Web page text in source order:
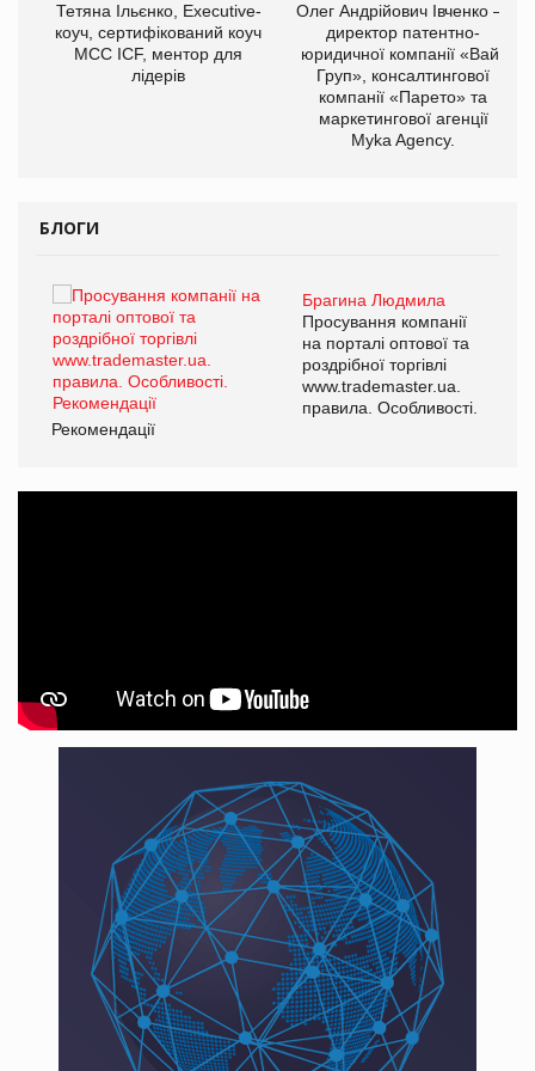
Тетяна Ільєнко, Executive-
коуч, сертифікований коуч
МСС ICF, ментор для
лідерів
Олег Андрійович Івченко —
директор патентно-
юридичної компанії «Вайз
Груп», консалтингової
компанії «Парето» та
маркетингової агенції
Myka Agency.
БЛОГИ
Брагина Людмила
Просування компанії
на порталі оптової та
роздрібної торгівлі
www.trademaster.ua.
правила. Особливості.
Рекомендації